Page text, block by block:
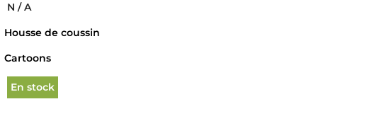
N / A
Housse de coussin
Cartoons
En stock